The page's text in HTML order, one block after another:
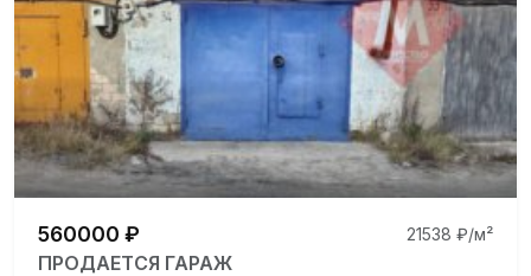
560000 ₽ 21538 ₽/м²
ПРОДАЕТСЯ ГАРАЖ